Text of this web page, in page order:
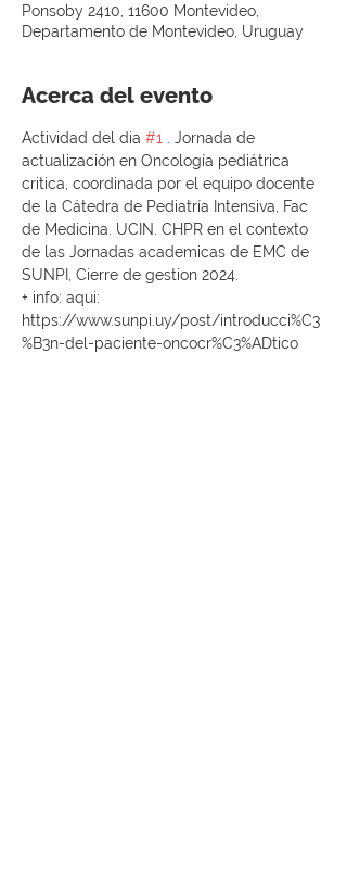
Ponsoby 2410, 11600 Montevideo,
Departamento de Montevideo, Uruguay
Acerca del evento
Actividad del dia #1
. Jornada de
actualización en Oncología pediátrica
critica, coordinada por el equipo docente
de la Cátedra de Pediatría Intensiva, Fac
de Medicina. UCIN. CHPR en el contexto
de las Jornadas academicas de EMC de
SUNPI, Cierre de gestion 2024.
+ info: aqui:
https://www.sunpi.uy/post/introducci%C3
%B3n-del-paciente-oncocr%C3%ADtico